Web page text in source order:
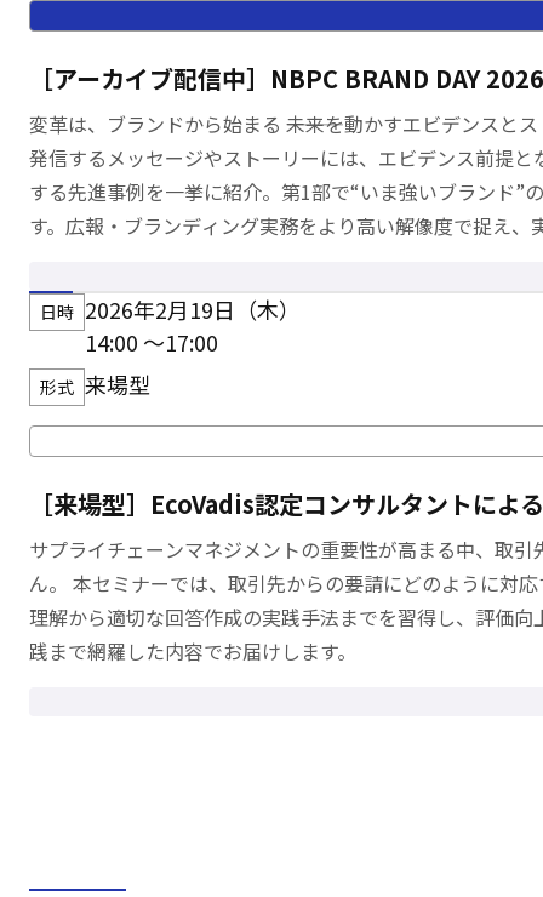
［アーカイブ配信中］NBPC BRAND DAY
変革は、ブランドから始まる ―――未来を動かすエビデンス
発信するメッセージやストーリーには、エビデンス前提
する先進事例を一挙に紹介。第1部で“いま強いブランド
す。広報・ブランディング実務をより高い解像度で捉え
日時 2026年2月19日（木）
14:00 〜17:00
形式 来場型
［来場型］EcoVadis認定コンサルタントに
サプライチェーンマネジメントの重要性が高まる中、取
ん。 本セミナーでは、取引先からの要請にどのように対
理解から適切な回答作成の実践手法までを習得し、評価
践まで網羅した内容でお届けします。